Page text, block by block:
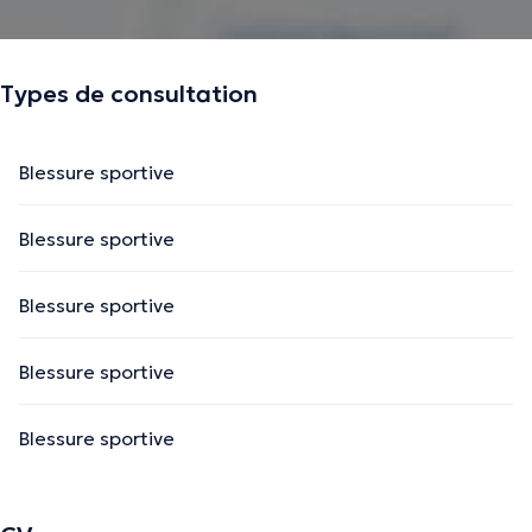
Types de consultation
Blessure sportive
Blessure sportive
Blessure sportive
Blessure sportive
Blessure sportive